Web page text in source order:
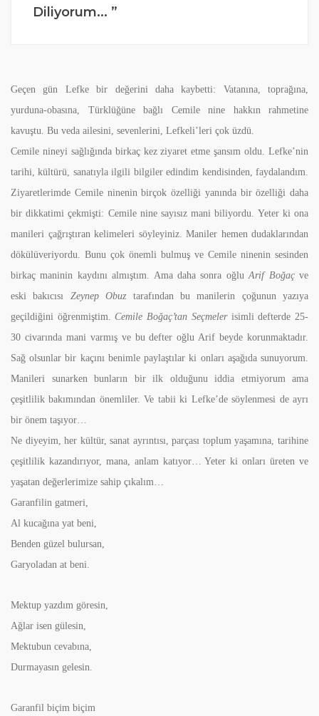
Diliyorum...
Geçen gün Lefke bir değerini daha kaybetti: Vatanına, toprağına,
yurduna-obasına, Türklüğüne bağlı Cemile nine hakkın rahmetine
kavuştu. Bu veda ailesini, sevenlerini, Lefkeli’leri çok üzdü.
Cemile nineyi sağlığında birkaç kez ziyaret etme şansım oldu. Lefke’nin
tarihi, kültürü, sanatıyla ilgili bilgiler edindim kendisinden, faydalandım.
Ziyaretlerimde Cemile ninenin birçok özelliği yanında bir özelliği daha
bir dikkatimi çekmişti: Cemile nine sayısız mani biliyordu. Yeter ki ona
manileri çağrıştıran kelimeleri söyleyiniz. Maniler hemen dudaklarından
dökülüveriyordu. Bunu çok önemli bulmuş ve Cemile ninenin sesinden
birkaç maninin kaydını almıştım. Ama daha sonra oğluArif Boğaçve
eski bakıcısı Zeynep Obuz tarafından bu manilerin çoğunun yazıya
geçildiğini öğrenmiştim.Cemile Boğaç’tan Seçmelerisimli defterde 25-
30 civarında mani varmış ve bu defter oğlu Arif beyde korunmaktadır.
Sağ olsunlar bir kaçını benimle paylaştılar ki onları aşağıda sunuyorum.
Manileri sunarken bunların bir ilk olduğunu iddia etmiyorum ama
çeşitlilik bakımından önemliler. Ve tabii ki Lefke’de söylenmesi de ayrı
bir önem taşıyor…
Ne diyeyim, her kültür, sanat ayrıntısı, parçası toplum yaşamına, tarihine
çeşitlilik kazandırıyor, mana, anlam katıyor… Yeter ki onları üreten ve
yaşatan değerlerimize sahip çıkalım…
Garanfilin gatmeri,
Al kucağına yat beni,
Benden güzel bulursan,
Garyoladan at beni.
Mektup yazdım göresin,
Ağlar isen gülesin,
Mektubun cevabına,
Durmayasın gelesin.
Garanfil biçim biçim